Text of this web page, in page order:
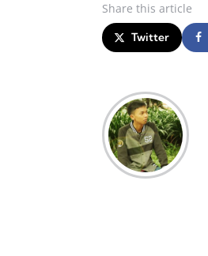
Share this article
Twitter